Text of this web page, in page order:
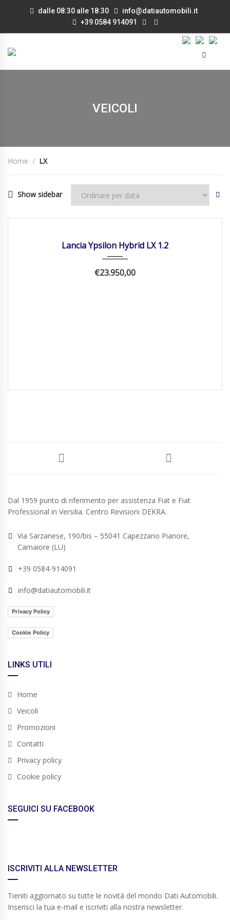
dalle 08:30 alle 18:30
info@datiautomobili.it
+39 0584 914091
VEICOLI
Home LX
Show sidebar
Lancia Ypsilon Hybrid LX 1.2
€23.950,00
Dal 1959 punto di riferimento per assistenza Fiat e Fiat
Professional in Versilia. Centro Revisioni DEKRA.
Via Sarzanese, 190/bis – 55041 Capezzano Pianore,
Camaiore (LU)
+39 0584-914091
info@datiautomobili.it
Privacy Policy
Cookie Policy
LINKS UTILI
Home
Veicoli
Promozioni
Contatti
Privacy policy
Cookie policy
SEGUICI SU FACEBOOK
ISCRIVITI ALLA NEWSLETTER
Tieniti aggiornato su tutte le novità del mondo Dati Automobili.
Inserisci la tua e-mail e iscriviti alla nostra newsletter.